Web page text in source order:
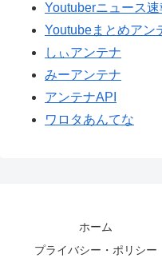
Youtuberニュース
Youtubeまとめアン
しぃアンテナ
みーアンテナ
アンテナAPI
ワロタあんてな
ホーム
プライバシー・ポリシー